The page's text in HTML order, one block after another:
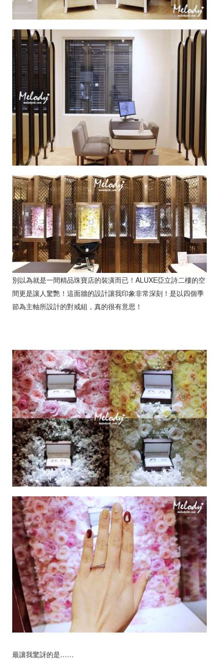
別以為就是一間精品珠寶店的裝潢而已！ALUXE亞立詩二樓的空
間更是讓人驚艷！這面牆的設計讓我印象非常深刻！是以四個季
節為主軸所設計的對戒組，真的很有意思！
最讓我驚訝的是……